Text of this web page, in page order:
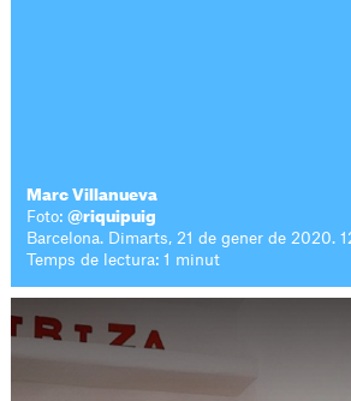
Marc Villanueva
Foto:@riquipuig
Barcelona. Dimarts, 21 de gener de 2020.
Temps de lectura: 1 minut